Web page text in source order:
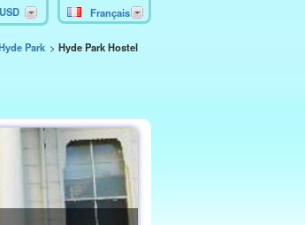
Français
USD
Park Hyde Park Hostel